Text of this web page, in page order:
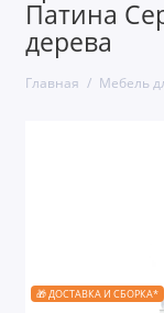
Патина
дерева
Главная Мебель
🎁 ДОСТАВКА И СБОРКА*